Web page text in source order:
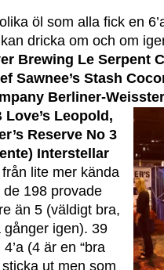
öl som alla fick en
dricka om och om
Brewing Le Serpent
Sawnee’s Stash
Berliner-
Leopold,
Reserve No 3
Interstellar
lite mer kända
de 198 provade
än 5 (väldigt bra,
igen). 39
(4 är en “bra
ut men som